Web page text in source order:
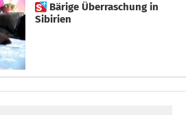
 Bärige Überraschung in
Sibirien